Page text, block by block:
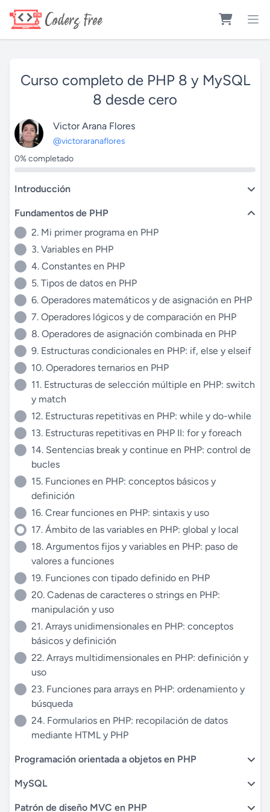
Curso completo de PHP 8 y MySQL
8 desde cero
Victor Arana Flores
@victoraranaflores
0% completado
Introducción
Fundamentos de PHP
2. Mi primer programa en PHP
3. Variables en PHP
4. Constantes en PHP
5. Tipos de datos en PHP
6. Operadores matemáticos y de asignación en PHP
7. Operadores lógicos y de comparación en PHP
8. Operadores de asignación combinada en PHP
9. Estructuras condicionales en PHP: if, else y elseif
10. Operadores ternarios en PHP
11. Estructuras de selección múltiple en PHP: switch
y match
12. Estructuras repetitivas en PHP: while y do-while
13. Estructuras repetitivas en PHP II: for y foreach
14. Sentencias break y continue en PHP: control de
bucles
15. Funciones en PHP: conceptos básicos y
definición
16. Crear funciones en PHP: sintaxis y uso
17. Ámbito de las variables en PHP: global y local
18. Argumentos fijos y variables en PHP: paso de
valores a funciones
19. Funciones con tipado definido en PHP
20. Cadenas de caracteres o strings en PHP:
manipulación y uso
21. Arrays unidimensionales en PHP: conceptos
básicos y definición
22. Arrays multidimensionales en PHP: definición y
uso
23. Funciones para arrays en PHP: ordenamiento y
búsqueda
24. Formularios en PHP: recopilación de datos
mediante HTML y PHP
Programación orientada a objetos en PHP
MySQL
Patrón de diseño MVC en PHP